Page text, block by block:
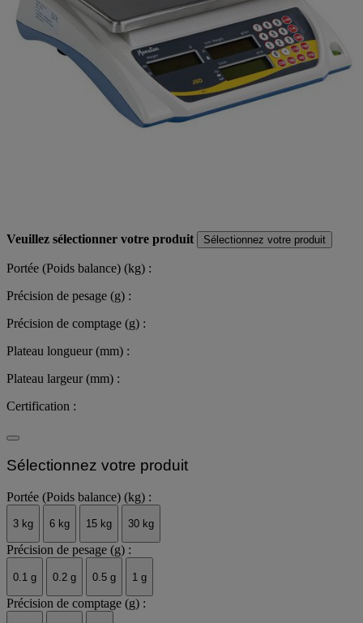
Veuillez sélectionner votre produit Sélectionnez votre produit
Portée (Poids balance) (kg) :
Précision de pesage (g) :
Précision de comptage (g) :
Plateau longueur (mm) :
Plateau largeur (mm) :
Certification :
Sélectionnez votre produit
Portée (Poids balance) (kg) :
3 kg 6 kg 15 kg 30 kg
Précision de pesage (g) :
0.1 g 0.2 g 0.5 g 1 g
Précision de comptage (g) :